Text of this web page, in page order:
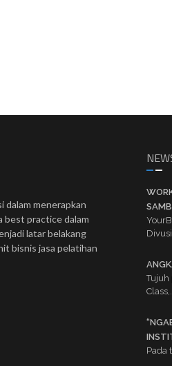
dalam menerapkan
best practice dalam
latar belakang
bisnis jasa pelatihan
Tujuh
Pada